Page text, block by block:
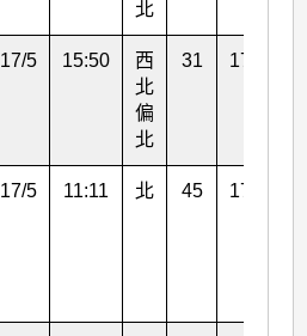
北
17/5 15:50
西
北
偏
北
31 17/5
17/5 11:11 北 45 17/5